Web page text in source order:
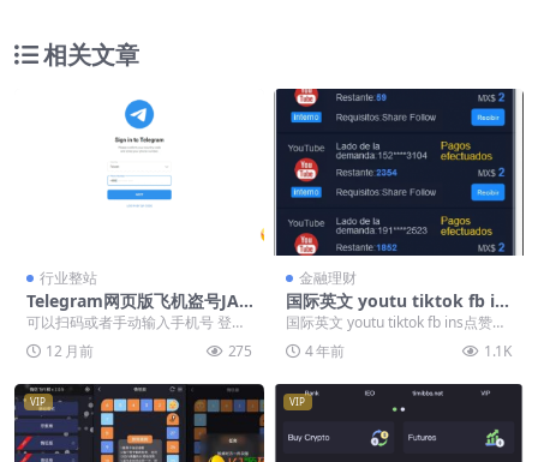
相关文章
行业整站
Telegram网页版飞机盗号JAV
A源码K版一键登录+提取代码
+二次密码+验证账号
可以扫码或者手动输入手机号 登录
后跳转出任意网页（可自定义）
12 月前 275
金融理财
国际英文 youtu tiktok fb in
s点赞源码
国际英文 youtu tiktok fb ins点赞源
码，多了不说！源码截图如下...
4 年前 1.1K
VIP VIP